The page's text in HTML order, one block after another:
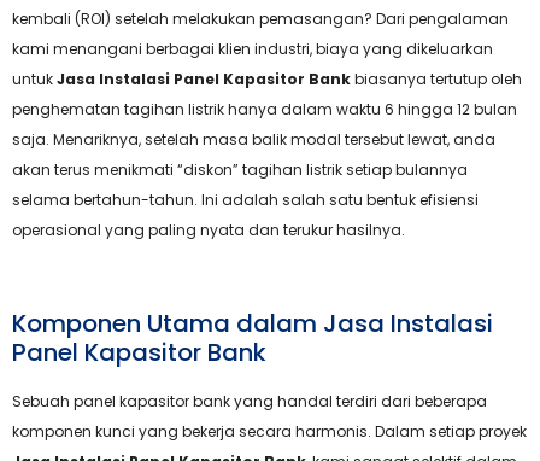
kembali (ROI) setelah melakukan pemasangan? Dari pengalaman
kami menangani berbagai klien industri, biaya yang dikeluarkan
untukJasa Instalasi Panel Kapasitor Bankbiasanya tertutup oleh
penghematan tagihan listrik hanya dalam waktu 6 hingga 12 bulan
saja. Menariknya, setelah masa balik modal tersebut lewat, anda
akan terus menikmati “diskon” tagihan listrik setiap bulannya
selama bertahun-tahun. Ini adalah salah satu bentuk efisiensi
operasional yang paling nyata dan terukur hasilnya.
Komponen Utama dalam Jasa Instalasi
Panel Kapasitor Bank
Sebuah panel kapasitor bank yang handal terdiri dari beberapa
komponen kunci yang bekerja secara harmonis. Dalam setiap proyek